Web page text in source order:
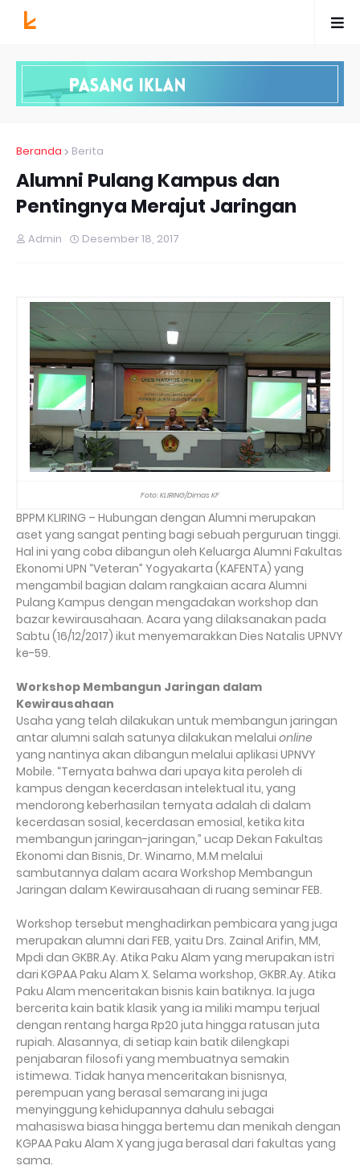
Beranda Berita
Alumni Pulang Kampus dan
Pentingnya Merajut Jaringan
Admin Desember 18, 2017
Foto: KLIRING/Dimas KF
BPPM KLIRING – Hubungan dengan Alumni merupakan
aset yang sangat penting bagi sebuah perguruan tinggi.
Hal ini yang coba dibangun oleh Keluarga Alumni Fakultas
Ekonomi UPN “Veteran” Yogyakarta (KAFENTA) yang
mengambil bagian dalam rangkaian acara Alumni
Pulang Kampus dengan mengadakan workshop dan
bazar kewirausahaan. Acara yang dilaksanakan pada
Sabtu (16/12/2017) ikut menyemarakkan Dies Natalis UPNVY
ke-59.
Workshop Membangun Jaringan dalam
Kewirausahaan
Usaha yang telah dilakukan untuk membangun jaringan
antar alumni salah satunya dilakukan melalui online
yang nantinya akan dibangun melalui aplikasi UPNVY
Mobile. “Ternyata bahwa dari upaya kita peroleh di
kampus dengan kecerdasan intelektual itu, yang
mendorong keberhasilan ternyata adalah di dalam
kecerdasan sosial, kecerdasan emosial, ketika kita
membangun jaringan-jaringan,” ucap Dekan Fakultas
Ekonomi dan Bisnis, Dr. Winarno, M.M melalui
sambutannya dalam acara Workshop Membangun
Jaringan dalam Kewirausahaan di ruang seminar FEB.
Workshop tersebut menghadirkan pembicara yang juga
merupakan alumni dari FEB, yaitu Drs. Zainal Arifin, MM,
Mpdi dan GKBR.Ay. Atika Paku Alam yang merupakan istri
dari KGPAA Paku Alam X. Selama workshop, GKBR.Ay. Atika
Paku Alam menceritakan bisnis kain batiknya. Ia juga
bercerita kain batik klasik yang ia miliki mampu terjual
dengan rentang harga Rp20 juta hingga ratusan juta
rupiah. Alasannya, di setiap kain batik dilengkapi
penjabaran filosofi yang membuatnya semakin
istimewa. Tidak hanya menceritakan bisnisnya,
perempuan yang berasal semarang ini juga
menyinggung kehidupannya dahulu sebagai
mahasiswa biasa hingga bertemu dan menikah dengan
KGPAA Paku Alam X yang juga berasal dari fakultas yang
sama.